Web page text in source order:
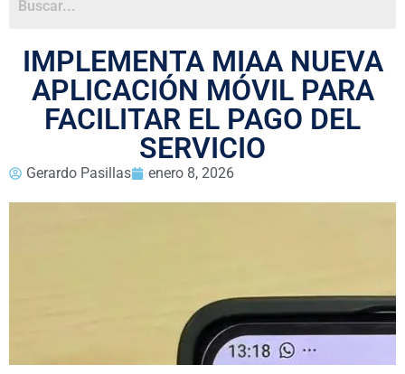
IMPLEMENTA MIAA NUEVA
APLICACIÓN MÓVIL PARA
FACILITAR EL PAGO DEL
SERVICIO
Gerardo Pasillas enero 8, 2026